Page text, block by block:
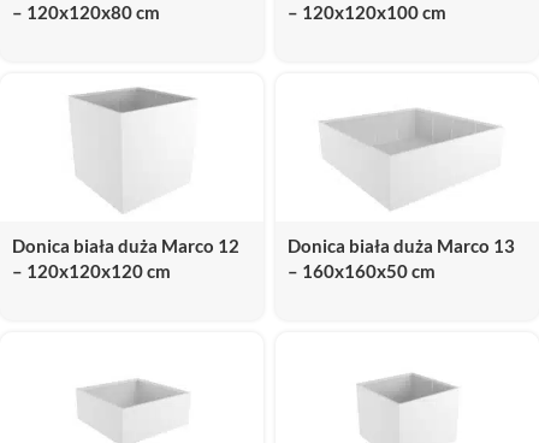
– 120x120x80 cm
– 120x120x100 cm
Donica biała duża Marco 12
– 120x120x120 cm
Donica biała duża Marco 13
– 160x160x50 cm